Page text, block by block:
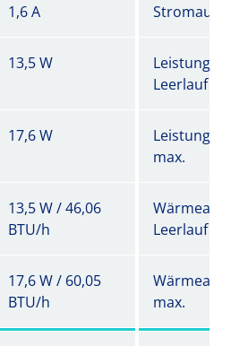
1,6 A
13,5 W
Leerlauf
17,6 W
max.
13,5 W / 46,06
BTU/h
Leerlauf
17,6 W / 60,05
BTU/h
max.